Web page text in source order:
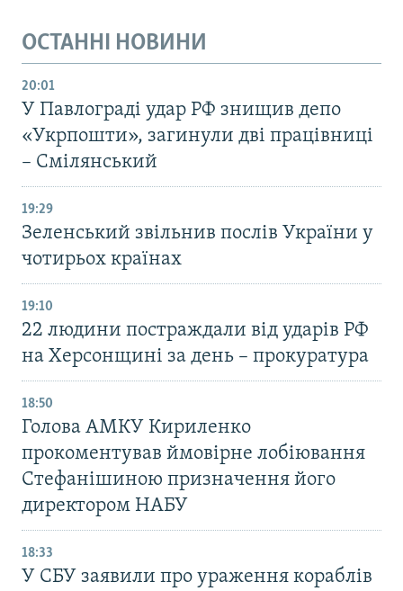
ОСТАННІ НОВИНИ
20:01
У Павлограді удар РФ знищив депо
«Укрпошти», загинули дві працівниці
– Смілянський
19:29
Зеленський звільнив послів України у
чотирьох країнах
19:10
22 людини постраждали від ударів РФ
на Херсонщині за день – прокуратура
18:50
Голова АМКУ Кириленко
прокоментував ймовірне лобіювання
Стефанішиною призначення його
директором НАБУ
18:33
У СБУ заявили про ураження кораблів